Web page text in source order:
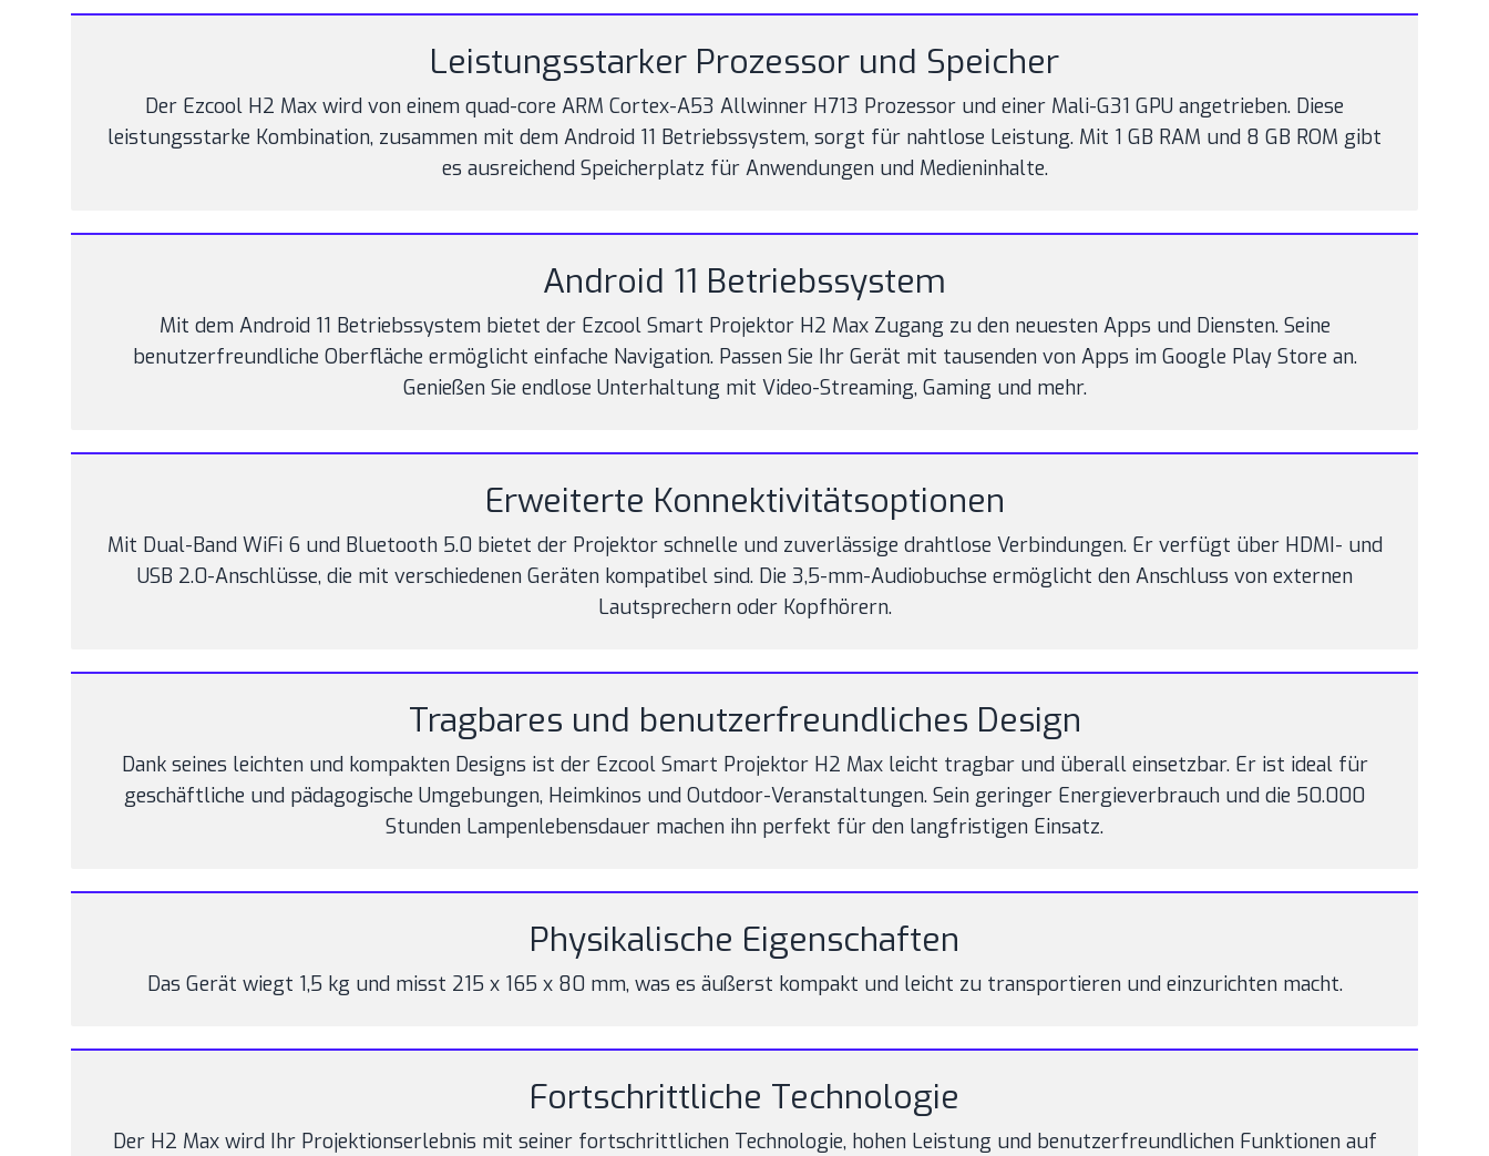
Leistungsstarker Prozessor und Speicher
Der Ezcool H2 Max wird von einem quad-core ARM Cortex-A53 Allwinner H713 Prozessor und einer Mali-G31 GPU angetrieben. Diese
leistungsstarke Kombination, zusammen mit dem Android 11 Betriebssystem, sorgt für nahtlose Leistung. Mit 1 GB RAM und 8 GB ROM gibt
es ausreichend Speicherplatz für Anwendungen und Medieninhalte.
Android 11 Betriebssystem
Mit dem Android 11 Betriebssystem bietet der Ezcool Smart Projektor H2 Max Zugang zu den neuesten Apps und Diensten. Seine
benutzerfreundliche Oberfläche ermöglicht einfache Navigation. Passen Sie Ihr Gerät mit tausenden von Apps im Google Play Store an.
Genießen Sie endlose Unterhaltung mit Video-Streaming, Gaming und mehr.
Erweiterte Konnektivitätsoptionen
Mit Dual-Band WiFi 6 und Bluetooth 5.0 bietet der Projektor schnelle und zuverlässige drahtlose Verbindungen. Er verfügt über HDMI- und
USB 2.0-Anschlüsse, die mit verschiedenen Geräten kompatibel sind. Die 3,5-mm-Audiobuchse ermöglicht den Anschluss von externen
Lautsprechern oder Kopfhörern.
Tragbares und benutzerfreundliches Design
Dank seines leichten und kompakten Designs ist der Ezcool Smart Projektor H2 Max leicht tragbar und überall einsetzbar. Er ist ideal für
geschäftliche und pädagogische Umgebungen, Heimkinos und Outdoor-Veranstaltungen. Sein geringer Energieverbrauch und die 50.000
Stunden Lampenlebensdauer machen ihn perfekt für den langfristigen Einsatz.
Physikalische Eigenschaften
Das Gerät wiegt 1,5 kg und misst 215 x 165 x 80 mm, was es äußerst kompakt und leicht zu transportieren und einzurichten macht.
Fortschrittliche Technologie
Der H2 Max wird Ihr Projektionserlebnis mit seiner fortschrittlichen Technologie, hohen Leistung und benutzerfreundlichen Funktionen auf